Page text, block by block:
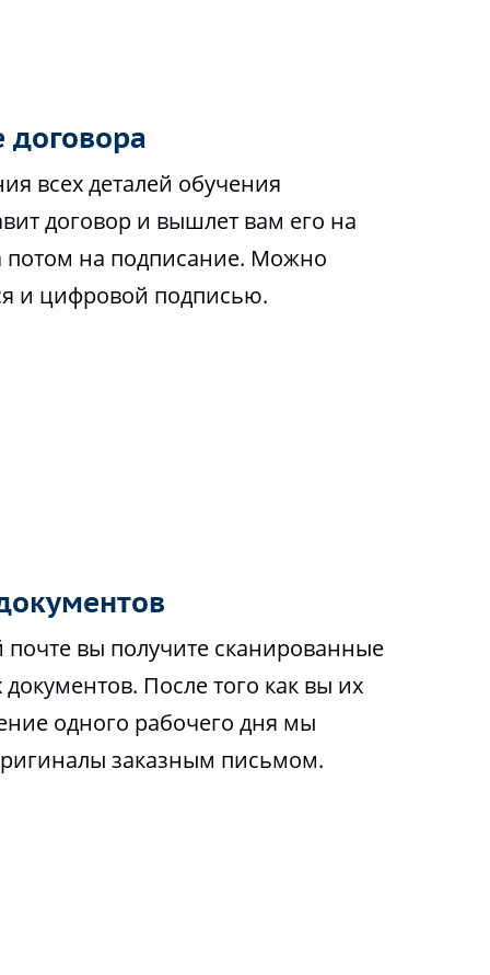
договора
всех деталей обучения
договор и вышлет вам его на
потом на подписание. Можно
и цифровой подписью.
почте вы получите сканированные
После того как вы их
одного рабочего дня мы
заказным письмом.